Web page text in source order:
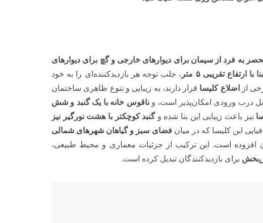
به فرد از سیمان برای دیوارهای خارجی و گچ برای دیوارهای
تقریبی ۵ متر
، جلب توجه هر بازدیدکننده‌ای را به خود
از اضلاع کلیسا قرار دارند، به زیبایی و تنوع ظاهری ساختمان
درب ورودی امکان‌پذیر است، وناقوس خانه با یک گنبد و شش
نیز باعث زیبایی این بنا شده و گنبد کوچکتر با هشت نورگیر نیز
این کلیسا که در میان فضای سبز و گیاهان شهرهای شمالی
افزوده است. این ترکیب از جزئیات معماری و محیط طبیعی،
برای بازدیدکنندگان تبدیل کرده است.